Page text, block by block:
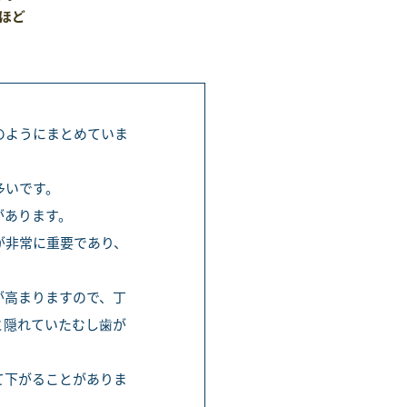
ど
うにまとめていま
です。
ります。
常に重要であり、
まりますので、丁
れていたむし歯が
がることがありま